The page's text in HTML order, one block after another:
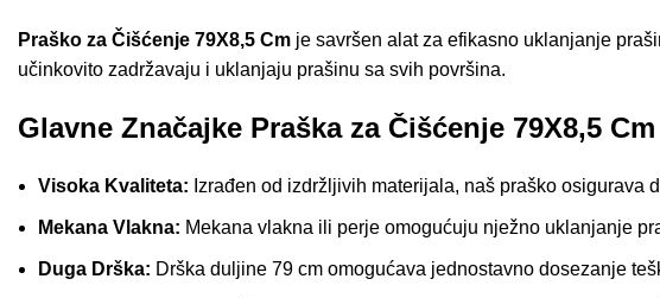
Praško za Čišćenje 79X8,5 Cm je savršen alat za efikasno uklanjanje
učinkovito zadržavaju i uklanjaju prašinu sa svih površina.
Glavne Značajke Praška za Čišćenje 79X8,5 Cm
Visoka Kvaliteta: Izrađen od izdržljivih materijala, naš praško osigurava
Mekana Vlakna: Mekana vlakna ili perje omogućuju nježno uklanjanje
Duga Drška: Drška duljine 79 cm omogućava jednostavno dosezanje